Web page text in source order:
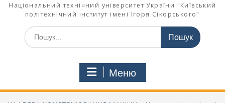
Національний технічний університет України "Київський
політехнічний інститут імені Ігоря Сікорського"
Шукати:
Меню